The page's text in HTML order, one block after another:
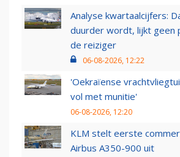
Analyse kwartaalcijfers:
duurder wordt, lijkt geen
de reiziger
06-08-2026, 12:22
'Oekraïense
vol met munitie'
06-08-2026, 12:20
KLM stelt eerste
Airbus A350-900 uit